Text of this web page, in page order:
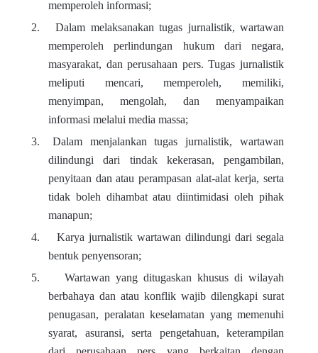
memperoleh informasi;
2.
Dalam melaksanakan tugas jurnalistik, wartawan
memperoleh perlindungan hukum dari negara,
masyarakat, dan perusahaan pers. Tugas jurnalistik
meliputi mencari, memperoleh, memiliki,
menyimpan, mengolah, dan menyampaikan
informasi melalui media massa;
3.
Dalam menjalankan tugas jurnalistik, wartawan
dilindungi dari tindak kekerasan, pengambilan,
penyitaan dan atau perampasan alat-alat kerja, serta
tidak boleh dihambat atau diintimidasi oleh pihak
manapun;
4.
Karya jurnalistik wartawan dilindungi dari segala
bentuk penyensoran;
5.
Wartawan yang ditugaskan khusus di wilayah
berbahaya dan atau konflik wajib dilengkapi surat
penugasan, peralatan keselamatan yang memenuhi
syarat, asuransi, serta pengetahuan, keterampilan